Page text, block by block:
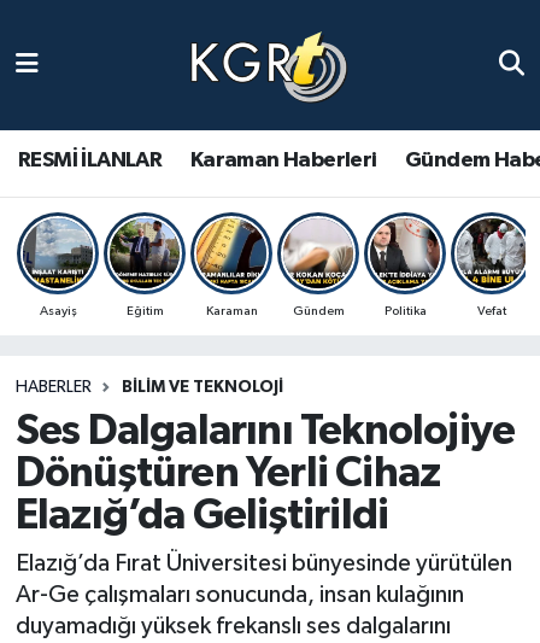
RESMİ İLANLAR Karaman Haberleri Gündem
Asayiş Eğitim Karaman Gündem Politika Vefat
HABERLER BILIM VE TEKNOLOJI
Ses Dalgalarını Teknolojiye
Dönüştüren Yerli Cihaz
Elazığ’da Geliştirildi
Elazığ’da Fırat Üniversitesi bünyesinde yürütülen
Ar-Ge çalışmaları sonucunda, insan kulağının
duyamadığı yüksek frekanslı ses dalgalarını
Gündem Haberleri
Güncel Haberler
Spor Haberleri
Ulusal Haberler
Vefat Edenler